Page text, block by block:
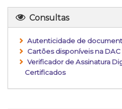
Consultas
Autenticidade de
Cartões disponíveis na DAC
Verificador de Assinatura
Certificados